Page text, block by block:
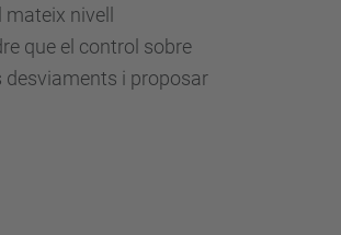
nivell
que el control sobre
desviaments i proposar